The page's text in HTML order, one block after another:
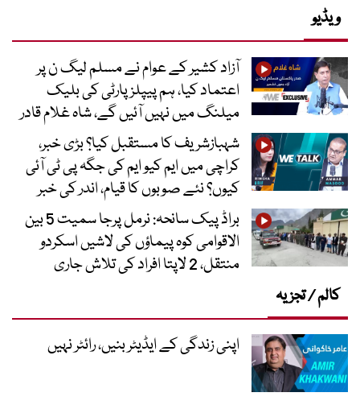
ویڈیو
آزاد کشیر کے عوام نے مسلم لیگ ن پر
اعتماد کیا، ہم پیپلز پارٹی کی بلیک
میلنگ میں نہیں آئیں گے، شاہ غلام قادر
شہبازشریف کا مستقبل کیا؟ بڑی خبر،
کراچی میں ایم کیو ایم کی جگہ پی ٹی آئی
کیوں؟ نئے صوبوں کا قیام، اندر کی خبر
براڈ پیک سانحہ: نرمل پرجا سمیت 5 بین
الاقوامی کوہ پیماؤں کی لاشیں اسکردو
منتقل، 2 لاپتا افراد کی تلاش جاری
کالم / تجزیہ
اپنی زندگی کے ایڈیٹر بنیں، رائٹر نہیں